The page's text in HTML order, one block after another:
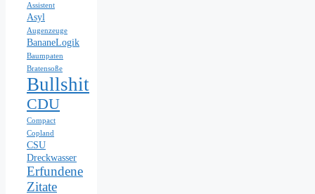
Assistent
Asyl
Augenzeuge
BananeLogik
Baumpaten
Bratensoße
Bullshit
CDU
Compact
Copland
CSU
Dreckwasser
Erfundene
Zitate